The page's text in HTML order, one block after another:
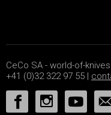
CeCo SA - world-of-
+41 (0)32 322 97 55 |